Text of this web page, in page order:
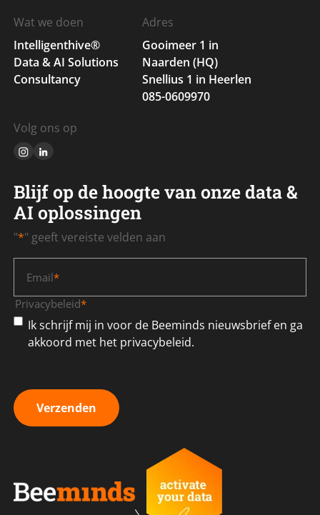
Wat we doen
Intelligenthive®
Data & AI Solutions
Consultancy
Adres
Gooimeer 1 in
Naarden (HQ)
Snellius 1 in Heerlen
085-0609970
Volg ons op
Blijf op de hoogte van onze data &
AI oplossingen
"*" geeft vereiste velden aan
Email*
Privacybeleid*
Ik schrijf mij in voor de Beeminds nieuwsbrief en ga
akkoord met het privacybeleid.
Verzenden